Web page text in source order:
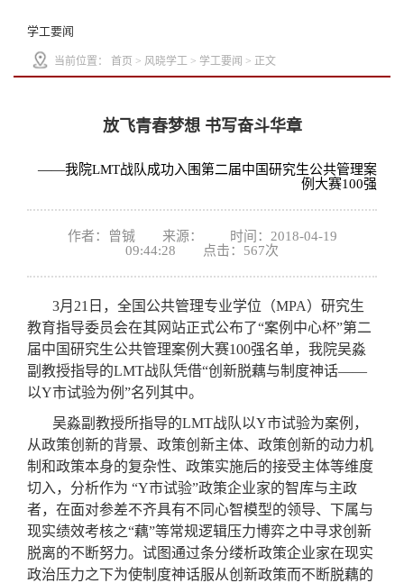
学工要闻
当前位置： 首页 > 风晓学工 > 学工要闻 > 正文
放飞青春梦想 书写奋斗华章
——我院LMT战队成功入围第二届中国研究生公共管理案
例大赛100强
作者：曾铖 来源： 时间：2018-04-19
09:44:28 点击： 567次
3月21日，全国公共管理专业学位（MPA）研究生
教育指导委员会在其网站正式公布了“案例中心杯”第二
届中国研究生公共管理案例大赛100强名单，我院吴淼
副教授指导的LMT战队凭借“创新脱藕与制度神话——
以Y市试验为例”名列其中。
吴淼副教授所指导的LMT战队以Y市试验为案例，
从政策创新的背景、政策创新主体、政策创新的动力机
制和政策本身的复杂性、政策实施后的接受主体等维度
切入，分析作为 “Y市试验”政策企业家的智库与主政
者，在面对参差不齐具有不同心智模型的领导、下属与
现实绩效考核之“藕”等常规逻辑压力博弈之中寻求创新
脱离的不断努力。试图通过条分缕析政策企业家在现实
政治压力之下为使制度神话服从创新政策而不断脱藕的